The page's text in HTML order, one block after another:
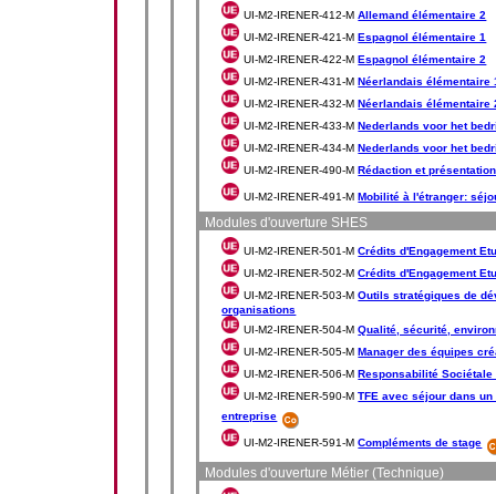
UI-M2-IRENER-412-MAllemand élémentaire 2
UI-M2-IRENER-421-MEspagnol élémentaire 1
UI-M2-IRENER-422-MEspagnol élémentaire 2
UI-M2-IRENER-431-MNéerlandais élémentaire
UI-M2-IRENER-432-MNéerlandais élémentaire
UI-M2-IRENER-433-MNederlands voor het
UI-M2-IRENER-434-MNederlands voor het
UI-M2-IRENER-490-MRédaction et
UI-M2-IRENER-491-MMobilité à l'étranger:
Modules d'ouverture SHES
UI-M2-IRENER-501-MCrédits d'Engagement
UI-M2-IRENER-502-MCrédits d'Engagement
UI-M2-IRENER-503-MOutils stratégiques de
organisations
UI-M2-IRENER-504-MQualité, sécurité,
UI-M2-IRENER-505-MManager des équipes
UI-M2-IRENER-506-MResponsabilité Sociétale
UI-M2-IRENER-590-MTFE avec séjour dans
entreprise
UI-M2-IRENER-591-MCompléments de stage
Modules d'ouverture Métier (Technique)